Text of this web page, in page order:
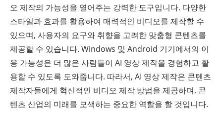
오 제작의 가능성을 열어주는 강력한 도구입니다. 다양한
스타일과 효과를 활용하여 매력적인 비디오를 제작할 수
있으며, 사용자의 요구와 취향을 고려한 맞춤형 콘텐츠를
제공할 수 있습니다. Windows 및 Android 기기에서의 이
용 가능성은 더 많은 사람들이 AI 영상 제작을 경험하고 활
용할 수 있도록 도와줍니다. 따라서, AI 영상 제작은 콘텐츠
제작자들에게 혁신적인 비디오 제작 방법을 제공하며, 콘
텐츠 산업의 미래를 모색하는 중요한 역할을 할 것입니다.